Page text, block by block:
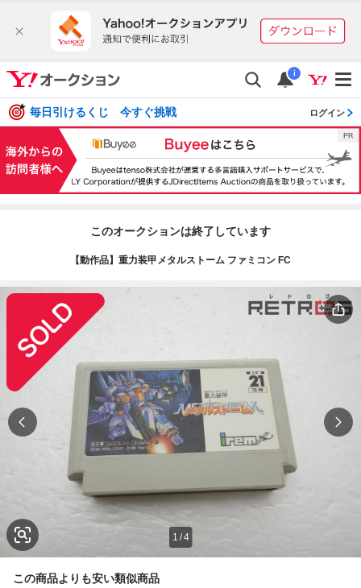
i
毎日引けるくじ 今すぐ挑戦 ログイン
このオークションは終了しています
【動作品】重力装甲メタルストーム ファミコン FC
1 /4
この商品よりも安い類似商品